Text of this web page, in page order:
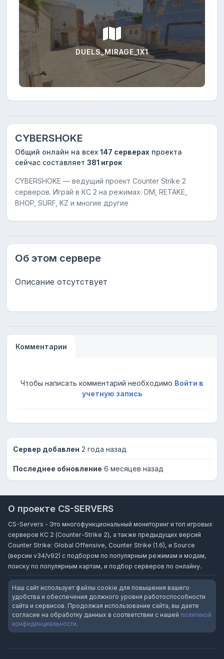
DUELS_MIRAGE_1X1
CYBERSHOKE
Общий онлайн на всех 147 серверах проекта
сейчас составляет 381 игрок
CYBERSHOKE — ведущий проект Counter Strike 2
серверов. Играй в КС 2 на режимах: DM, RETAKE,
BHOP, SURF, KZ и многие другие
Об этом сервере
Описание отсутствует
Комментарии
Чтобы написать комментарий необходимо Войти в
учетную запись
Сервер добавлен 2 года назад
Последнее обновление 6 месяцев назад
О проекте CS-SERVERS
CS-Servers - Это многофункциональный мониторинг и топ игровых
серверов КС 2 (Counter-Strike 2), а также предыдущих версий
Counter Strike: Global Offensive, Counter Strike (1.6), и Source
(версии v34/v92) с подбором по популярным режимам и модам,
поиску по популярным картам, и подбор серверов по онлайну.
Наш сайт использует файлы cookie для повышения вашего
удобства и обеспечения должного уровня работоспособности
сайта и сервисов. Продолжая использование сайта, вы даете
согласие на обработку данных в соответствии с нашей политикой
конфиденциальности.